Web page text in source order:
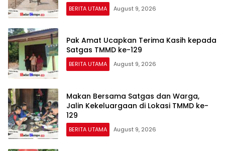
BERITA UTAMA August 9, 2026
Pak Amat Ucapkan Terima Kasih kepada
Satgas TMMD ke-129
BERITA UTAMA August 9, 2026
Makan Bersama Satgas dan Warga,
Jalin Kekeluargaan di Lokasi TMMD ke-
129
BERITA UTAMA August 9, 2026